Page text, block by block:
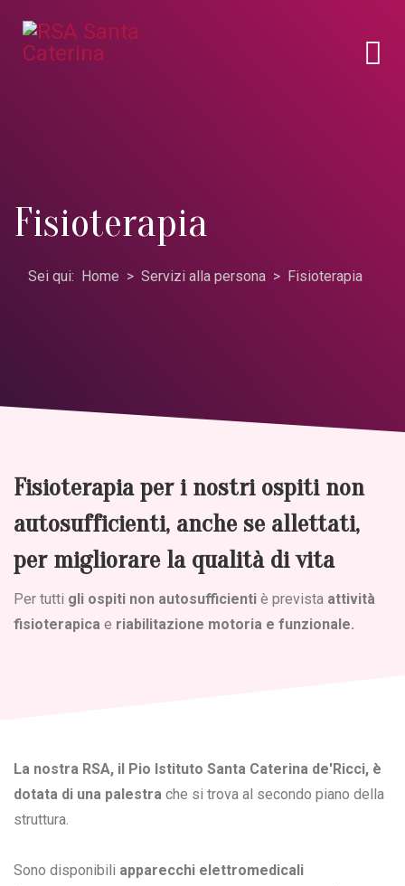
Fisioterapia
Sei qui: Home Servizi alla persona Fisioterapia
Fisioterapia per i nostri ospiti non
autosufficienti, anche se allettati,
per migliorare la qualità di vita
Per tutti gli ospiti non autosufficienti è prevista attività
fisioterapica e riabilitazione motoria e funzionale.
La nostra RSA, il Pio Istituto Santa Caterina de'Ricci, è
dotata di una palestra che si trova al secondo piano della
struttura.
Sono disponibili apparecchi elettromedicali